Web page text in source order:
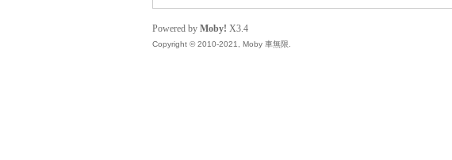
限
Powered by Moby! X3.4
Copyright © 2010-2021, Moby 車無限.